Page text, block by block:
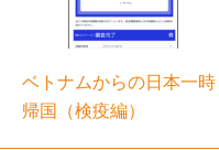
ベトナムからの日本一時
帰国（検疫編）